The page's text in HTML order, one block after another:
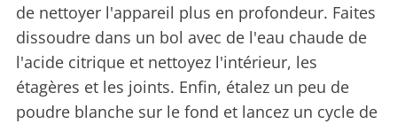
de nettoyer l'appareil plus en profondeur. Faites
dissoudre dans un bol avec de l'eau chaude de
l'acide citrique et nettoyez l'intérieur, les
étagères et les joints. Enfin, étalez un peu de
poudre blanche sur le fond et lancez un cycle de